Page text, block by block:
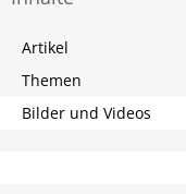
Artikel
Themen
Bilder und Videos